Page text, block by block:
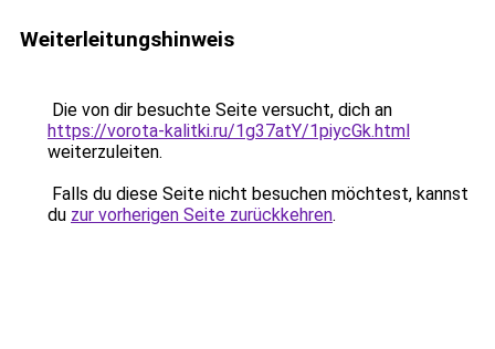
Weiterleitungshinweis
Die von dir besuchte Seite versucht, dich an
https://vorota-kalitki.ru/1g37atY/1piycGk.html
weiterzuleiten.
Falls du diese Seite nicht besuchen möchtest, kannst
du zur vorherigen Seite zurückkehren.